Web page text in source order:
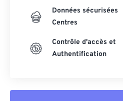
Données sécurisées
Centres
Contrôle d'accès et
Authentification